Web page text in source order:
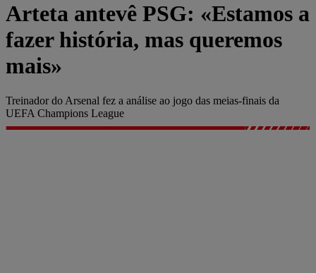
Arteta antevê PSG: «Estamos a
fazer história, mas queremos
mais»
Treinador do Arsenal fez a análise ao jogo das meias-finais da
UEFA Champions League